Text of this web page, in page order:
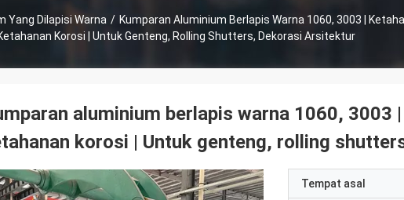
Yang Dilapisi Warna / Kumparan Aluminium Berlapis Warna 1060, 3003 |
Korosi | Untuk Genteng, Rolling Shutters, Dekorasi Arsitektur
aluminium berlapis warna 1060, 3003
korosi | Untuk genteng, rolling
Tempat asal